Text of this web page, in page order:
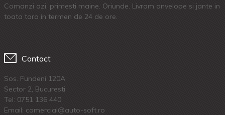
Comanzi azi, primesti maine. Oriunde. Livram anvelope si jante in
toata tara in termen de 24 de ore.
Contact
Sos. Fundeni 120A
Sector 2, Bucuresti
Tel: 0751 136 440
Email: comercial@auto-soft.ro